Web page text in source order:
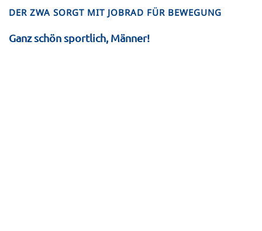
DER ZWA SORGT MIT JOBRAD FÜR BEWEGUNG
Ganz schön sportlich, Männer!